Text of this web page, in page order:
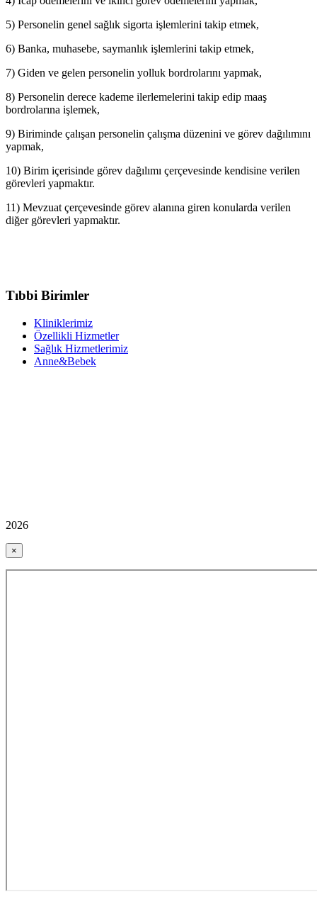
5) Personelin genel sağlık sigorta işlemlerini takip etmek,
6) Banka, muhasebe, saymanlık işlemlerini takip etmek,
7) Giden ve gelen personelin yolluk bordrolarını yapmak,
8) Personelin derece kademe ilerlemelerini takip edip maaş
bordrolarına işlemek,
9) Biriminde çalışan personelin çalışma düzenini ve görev dağılımını
yapmak,
10) Birim içerisinde görev dağılımı çerçevesinde kendisine verilen
görevleri yapmaktır.
11) Mevzuat çerçevesinde görev alanına giren konularda verilen
diğer görevleri yapmaktır.
Tıbbi Birimler
Kliniklerimiz
Özellikli Hizmetler
Sağlık Hizmetlerimiz
Anne&Bebek
2026
×